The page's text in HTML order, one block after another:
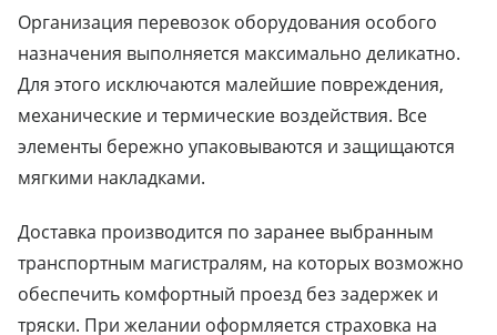
Организация перевозок оборудования особого
назначения выполняется максимально деликатно.
Для этого исключаются малейшие повреждения,
механические и термические воздействия. Все
элементы бережно упаковываются и защищаются
мягкими накладками.
Доставка производится по заранее выбранным
транспортным магистралям, на которых возможно
обеспечить комфортный проезд без задержек и
тряски. При желании оформляется страховка на